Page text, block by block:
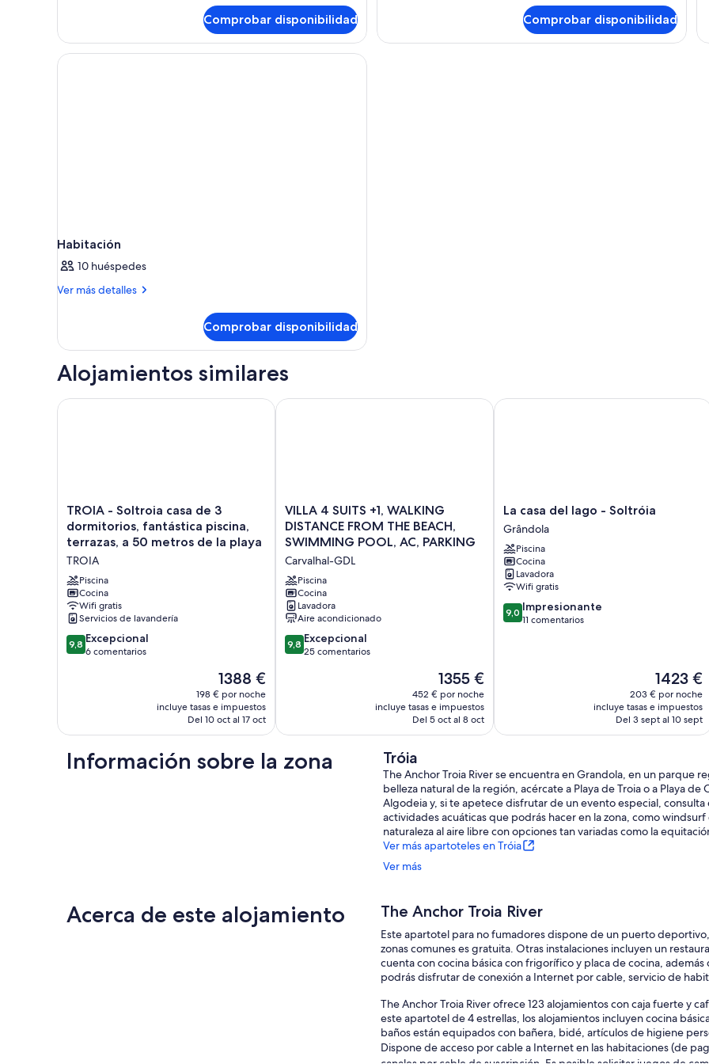
Comprobar disponibilidad Comprobar disponibilidad
Habitación
10 huéspedes
Ver más detalles
Más
Comprobar disponibilidad
Alojamientos similares
TROIA
-
Soltroia
casa
de
3
dormitorios,
fantástica
piscina,
terrazas,
a
TROIA
TROIA - Soltroia casa de 3
dormitorios, fantástica piscina,
terrazas, a 50 metros de la playa
TROIA
Piscina
Cocina
Wifi gratis
Servicios de lavandería
9.8
sobre
9,8 Excepcional
6 comentarios
El
precio
actual
es
de
1388 €
198 € por noche
incluye tasas e impuestos
Del 10 oct al 17 oct
TROIA - Soltroia casa de 3 dormitorios, fantástica piscina, terrazas, a 50 metros de la playa
VILLA
4
SUITS
+1,
WALKING
DISTANCE
FROM
THE
BEACH,
SWIMMING
POOL,
VILLA 4 SUITS +1, WALKING
DISTANCE FROM THE BEACH,
SWIMMING POOL, AC, PARKING
Carvalhal-GDL
Piscina
Cocina
Lavadora
Aire acondicionado
9.8
sobre
9,8 Excepcional
25 comentarios
El
actual
es
de
1355 €
452 € por noche
incluye tasas e impuestos
Del 5 oct al 8 oct
VILLA 4 SUITS +1, WALKING DISTANCE FROM THE BEACH, SWIMMING
La
casa
del
lago
-
Soltróia
Grândola
La casa del lago - Soltróia
Grândola
Piscina
Cocina
Lavadora
Wifi gratis
9.0
sobre
9,0 Impresionante
11 comentarios
El
precio
actual
es
de
1423 €
203 € por noche
incluye tasas e impuestos
Del 3 sept al 10 sept
La casa del lago - Soltróia
Información sobre la zona Tróia
The Anchor Troia River se encuentra en Grandola, en un parque
belleza natural de la región, acércate a Playa de Troia o a Playa de
Algodeia y, si te apetece disfrutar de un evento especial,
actividades acuáticas que podrás hacer en la zona, como
naturaleza al aire libre con opciones tan variadas como la
Ver más apartoteles en Tróia
Ver más
Acerca de este alojamiento The Anchor Troia River
Este apartotel para no fumadores dispone de un puerto
zonas comunes es gratuita. Otras instalaciones incluyen un
cuenta con cocina básica con frigorífico y placa de cocina,
podrás disfrutar de conexión a Internet por cable, servicio de
The Anchor Troia River ofrece 123 alojamientos con caja fuerte y
este apartotel de 4 estrellas, los alojamientos incluyen cocina
baños están equipados con bañera, bidé, artículos de higiene
Dispone de acceso por cable a Internet en las habitaciones (de